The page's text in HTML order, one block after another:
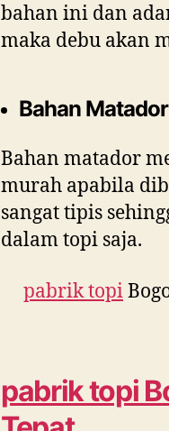
bahan ini dan
maka debu akan
Bahan Matador
Bahan matador
murah apabila
sangat tipis
dalam topi saja.
pabrik topi
pabrik topi